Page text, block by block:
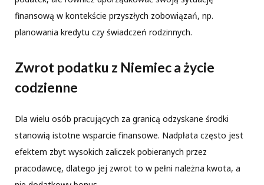
finansową w kontekście przyszłych zobowiązań, np.
planowania kredytu czy świadczeń rodzinnych.
Zwrot podatku z Niemiec a życie
codzienne
Dla wielu osób pracujących za granicą odzyskane środki
stanowią istotne wsparcie finansowe. Nadpłata często jest
efektem zbyt wysokich zaliczek pobieranych przez
pracodawcę, dlatego jej zwrot to w pełni należna kwota, a